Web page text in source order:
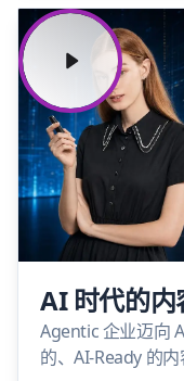
AI 时代的内
Agentic 企业迈向
的、AI-Ready 的内